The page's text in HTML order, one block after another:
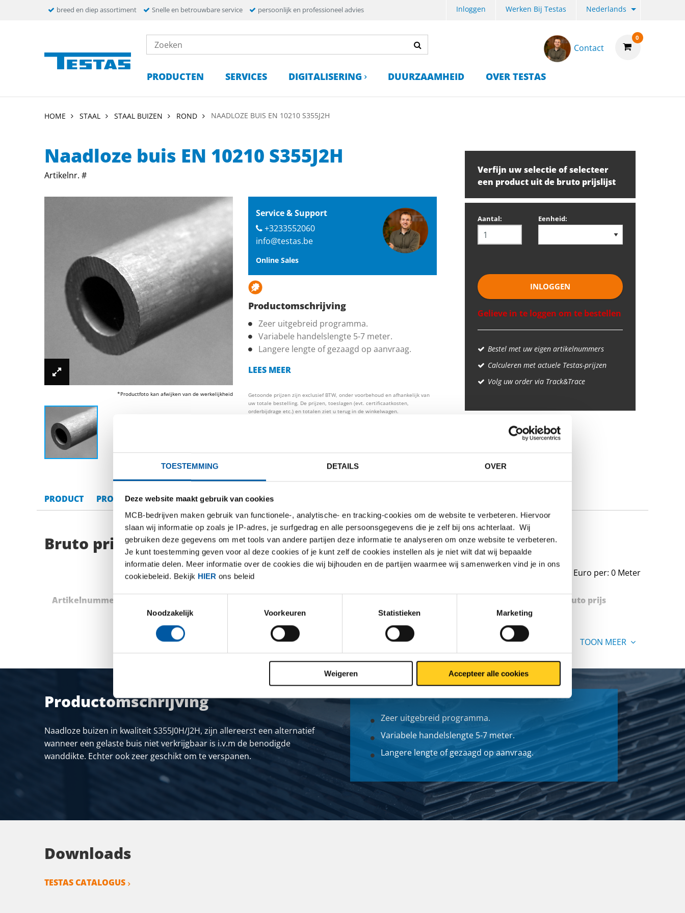
TOESTEMMING DETAILS OVER
Deze website maakt gebruik van cookies
MCB-bedrijven maken gebruik van functionele-, analytische- en tracking-cookies om de website te verbeteren. Hiervoor
slaan wij informatie op zoals je IP-adres, je surfgedrag en alle persoonsgegevens die je zelf bij ons achterlaat. Wij
gebruiken deze gegevens om met tools van andere partijen deze informatie te analyseren om onze website te verbeteren.
Je kunt toestemming geven voor al deze cookies of je kunt zelf de cookies instellen als je niet wilt dat wij bepaalde
informatie delen. Meer informatie over de cookies die wij bijhouden en de partijen waarmee wij samenwerken vind je in ons
cookiebeleid. Bekijk HIER ons beleid
Toestemmingsselectie
Noodzakelijk
Voorkeuren Statistieken Marketing
Weigeren Accepteer alle cookies
breed en diep assortiment Snelle en betrouwbare service persoonlijk en professioneel advies Inloggen Werken Bij Testas Nederlands
0
Contact
PRODUCTEN SERVICES DIGITALISERING DUURZAAMHEID OVER TESTAS
HOME STAAL STAAL BUIZEN ROND NAADLOZE BUIS EN 10210 S355J2H
Naadloze buis EN 10210 S355J2H
Artikelnr. #
*Productfoto kan afwijken van de werkelijkheid
Service & Support
+3233552060
info@testas.be
Online Sales
Productomschrijving
Zeer uitgebreid programma.
Variabele handelslengte 5-7 meter.
Langere lengte of gezaagd op aanvraag.
LEES MEER
Getoonde prijzen zijn exclusief BTW, onder voorbehoud en afhankelijk van
uw totale bestelling. De prijzen, toeslagen (evt. certificaatkosten,
orderbijdrage etc.) en totalen ziet u terug in de winkelwagen.
Verfijn uw selectie of selecteer
een product uit de bruto prijslijst
Aantal: Eenheid:
INLOGGEN
Gelieve in te loggen om te bestellen
Bestel met uw eigen artikelnummers
Calculeren met actuele Testas-prijzen
Volg uw order via Track&Trace
PRODUCT PRODUCT OMSCHRIJVING BRUTO PRIJSLIJST
Bruto prijslijst: Naadloze buis EN 10210 S355J2H
Prijzen in Euro per: 0 Meter
Artikelnummer Bruto prijs
TOON MEER
Productomschrijving
Naadloze buizen in kwaliteit S355J0H/J2H, zijn allereerst een alternatief
wanneer een gelaste buis niet verkrijgbaar is i.v.m de benodigde
wanddikte. Echter ook zeer geschikt om te verspanen.
Zeer uitgebreid programma.
Variabele handelslengte 5-7 meter.
Langere lengte of gezaagd op aanvraag.
Downloads
TESTAS CATALOGUS